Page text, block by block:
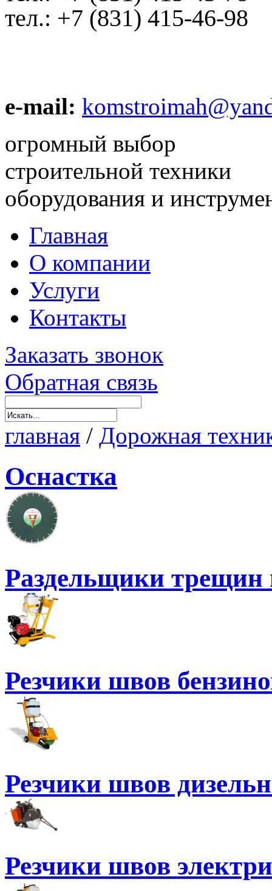
тел.: +7 (831) 415-46-98
e-mail:
огромный выбор
строительной техники
оборудования и
Главная
О компании
Услуги
Контакты
Заказать звонок
Обратная связь
главная / Дорожная
Оснастка
Раздельщики
Резчики швов
Резчики швов
Резчики швов